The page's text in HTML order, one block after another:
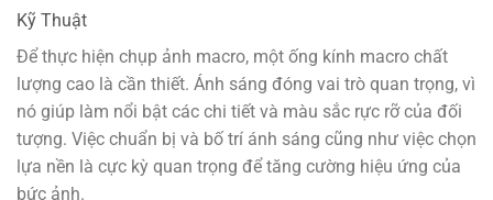
Kỹ Thuật
Để thực hiện chụp ảnh macro, một ống kính macro chất
lượng cao là cần thiết. Ánh sáng đóng vai trò quan trọng, vì
nó giúp làm nổi bật các chi tiết và màu sắc rực rỡ của đối
tượng. Việc chuẩn bị và bố trí ánh sáng cũng như việc chọn
lựa nền là cực kỳ quan trọng để tăng cường hiệu ứng của
bức ảnh.